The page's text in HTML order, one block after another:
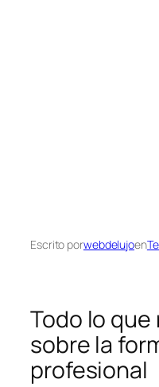
Escrito porwebdelujoen
Todo lo
sobre la
profesional